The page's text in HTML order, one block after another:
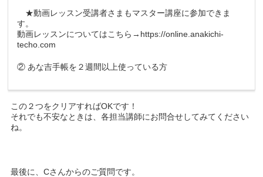
★動画レッスン受講者さまもマスター講座に参加できま
す。
動画レッスンについてはこちら→https://online.anakichi-
techo.com
② あな吉手帳を２週間以上使っている方
この２つをクリアすればOKです！
それでも不安なときは、各担当講師にお問合せしてみてください
ね。
最後に、Cさんからのご質問です。